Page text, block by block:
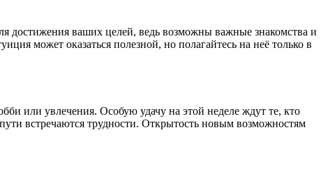
достижения ваших целей, ведь возможны важные знакомства и
может оказаться полезной, но полагайтесь на неё только в
или увлечения. Особую удачу на этой неделе ждут те, кто
встречаются трудности. Открытость новым возможностям